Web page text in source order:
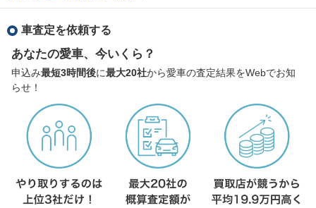
車査定を依頼する
あなたの愛車、今いくら？
申込み最短3時間後に最大20社から愛車の査定結果をWebでお知
らせ！